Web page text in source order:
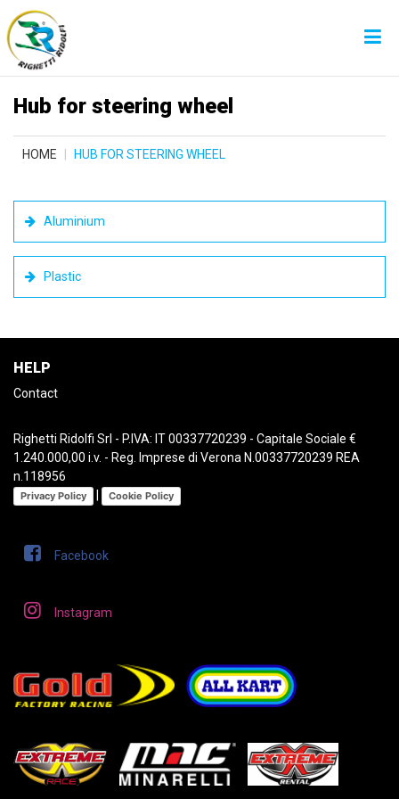
Hub for steering wheel
HOME HUB FOR STEERING WHEEL
Aluminium
Plastic
HELP
Contact
Righetti Ridolfi Srl - P.IVA: IT 00337720239 - Capitale Sociale €
1.240.000,00 i.v. - Reg. Imprese di Verona N.00337720239 REA
n.118956
Privacy Policy Cookie Policy
Facebook
Instagram